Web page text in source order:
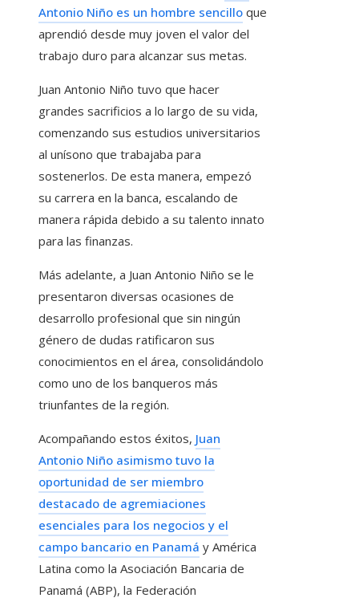
Antonio Niño es un hombre sencillo que
aprendió desde muy joven el valor del
trabajo duro para alcanzar sus metas.
Juan Antonio Niño tuvo que hacer
grandes sacrificios a lo largo de su vida,
comenzando sus estudios universitarios
al unísono que trabajaba para
sostenerlos. De esta manera, empezó
su carrera en la banca, escalando de
manera rápida debido a su talento innato
para las finanzas.
Más adelante, a Juan Antonio Niño se le
presentaron diversas ocasiones de
desarrollo profesional que sin ningún
género de dudas ratificaron sus
conocimientos en el área, consolidándolo
como uno de los banqueros más
triunfantes de la región.
Acompañando estos éxitos, Juan
Antonio Niño asimismo tuvo la
oportunidad de ser miembro
destacado de agremiaciones
esenciales para los negocios y el
campo bancario en Panamá y América
Latina como la Asociación Bancaria de
Panamá (ABP), la Federación